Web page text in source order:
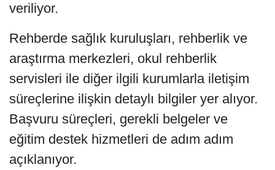
veriliyor.
Rehberde sağlık kuruluşları, rehberlik ve
araştırma merkezleri, okul rehberlik
servisleri ile diğer ilgili kurumlarla iletişim
süreçlerine ilişkin detaylı bilgiler yer alıyor.
Başvuru süreçleri, gerekli belgeler ve
eğitim destek hizmetleri de adım adım
açıklanıyor.